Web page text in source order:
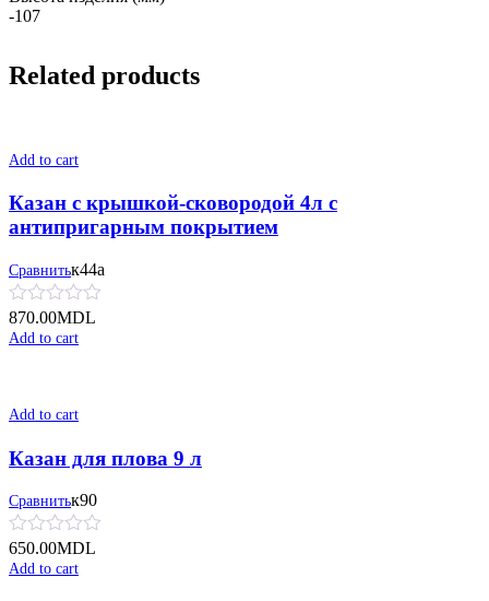
-107
Related products
Add to cart
Казан с крышкой-сковородой 4л с
антипригарным покрытием
Сравнитьк44а
870.00MDL
Add to cart
Add to cart
Казан для плова 9 л
Сравнитьк90
650.00MDL
Add to cart